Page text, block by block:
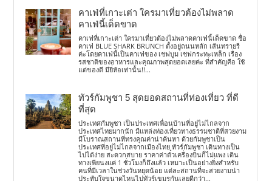
คาเฟ่ที่เกาะเต่า ใครมาเที่ยวต้องไม่พลาด
คาเฟ่นี้เด็ดขาด
คาเฟ่ที่เกาะเต่า ใครมาเที่ยวต้องไม่พลาดคาเฟ่นี้เด็ดขาด ชื่อ
คาเฟ่ BLUE SHARK BRUNCH ตั้งอยู่ถนนหลัก เส้นทรายรี
ค่ะโดยคาเฟ่นี้เป็นคาเฟ่ของ เชฟบูม เชฟกระทะเหล็ก เรื่อง
รสชาติของอาหารและคุณภาพสุดยอดเลยค่ะ ที่สำคัญคือ ใช้
แต่ของดี มียี่ห้อเท่านั้น!!...
ทัวร์กัมพูชา 5 สุดยอดสถานที่ท่องเที่ยว ที่ดี
ที่สุด
ประเทศกัมพูชา เป็นประเทศเพื่อนบ้านที่อยู่ไม่ไกลจาก
ประเทศไทยมากนัก มีแหล่งท่องเที่ยวทางธรรมชาติที่สวยงาม
มีโบราณสถานที่ทรงคุณค่าน่าค้นหา ด้วยกัมพูชาเป็น
ประเทศที่อยู่ไม่ไกลจากเมืองไทย ทัวร์กัมพูชา เดินทางเป็น
ไปได้ง่าย สะดวกสบาย ราคาค่าตั๋วเครื่องบินก็ไม่แพง เดิน
ทางเพียนงแค่ 1 ชั่วโมงก็ถึงแล้ว เหมาะเป็นอย่างยิ่งสำหรับ
คนที่มีเวลาในช่วงวันหยุดน้อย แต่ละสถานที่จะสวยงามน่า
ประทับใจขนาดไหนไปทัวร์เขมรกันเลยดีกว่า...